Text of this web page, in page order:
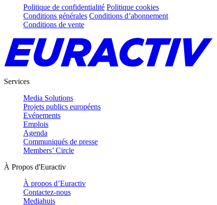
Politique de confidentialité Politique cookies
Conditions générales Conditions d’abonnement
Conditions de vente
Services
Media Solutions
Projets publics européens
Evénements
Emplois
Agenda
Communiqués de presse
Members’ Circle
À Propos d'Euractiv
À propos d’Euractiv
Contactez-nous
Mediahuis